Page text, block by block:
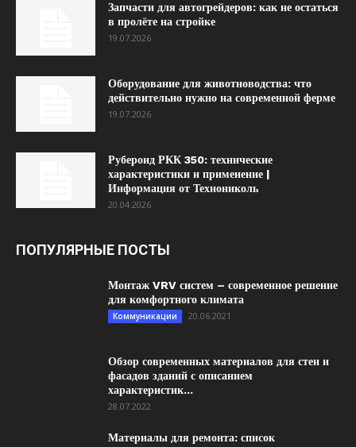
Запчасти для автогрейдеров: как не остаться
в пролёте на стройке
19.07.2026
Оборудование для животноводства: что
действительно нужно на современной ферме
19.07.2026
Рубероид РКК 350: технические
характеристики и применение |
Информация от Технониколь
20.04.2026
ПОПУЛЯРНЫЕ ПОСТЫ
Монтаж VRV систем – современное решение
для комфортного климата
Коммуникации 20.06.2021
Обзор современных материалов для стен и
фасадов зданий с описанием
характеристик...
28.07.2022
Материалы для ремонта: список